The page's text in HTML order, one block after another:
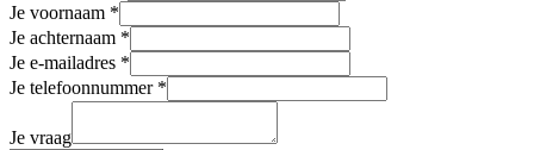
Je voornaam
Je achternaam
Je e-mailadres
Je telefoonnummer
Je vraag